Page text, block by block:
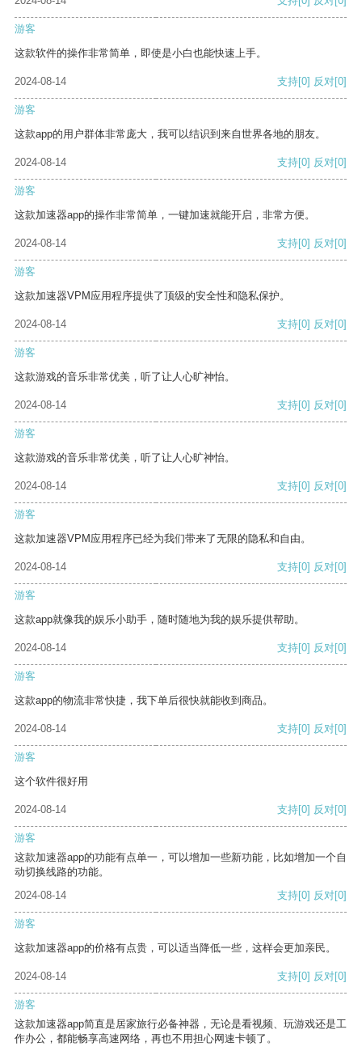
游客
这款软件的操作非常简单，即使是小白也能快速上手。
2024-08-14 支持[0] 反对[0]
游客
这款app的用户群体非常庞大，我可以结识到来自世界各地的朋友。
2024-08-14 支持[0] 反对[0]
游客
这款加速器app的操作非常简单，一键加速就能开启，非常方便。
2024-08-14 支持[0] 反对[0]
游客
这款加速器VPM应用程序提供了顶级的安全性和隐私保护。
2024-08-14 支持[0] 反对[0]
游客
这款游戏的音乐非常优美，听了让人心旷神怡。
2024-08-14 支持[0] 反对[0]
游客
这款游戏的音乐非常优美，听了让人心旷神怡。
2024-08-14 支持[0] 反对[0]
游客
这款加速器VPM应用程序已经为我们带来了无限的隐私和自由。
2024-08-14 支持[0] 反对[0]
游客
这款app就像我的娱乐小助手，随时随地为我的娱乐提供帮助。
2024-08-14 支持[0] 反对[0]
游客
这款app的物流非常快捷，我下单后很快就能收到商品。
2024-08-14 支持[0] 反对[0]
游客
这个软件很好用
2024-08-14 支持[0] 反对[0]
游客
这款加速器app的功能有点单一，可以增加一些新功能，比如增加一个自
动切换线路的功能。
2024-08-14
支持[0] 反对[0]
游客
这款加速器app的价格有点贵，可以适当降低一些，这样会更加亲民。
2024-08-14 支持[0] 反对[0]
游客
这款加速器app简直是居家旅行必备神器，无论是看视频、玩游戏还是工
作办公，都能畅享高速网络，再也不用担心网速卡顿了。